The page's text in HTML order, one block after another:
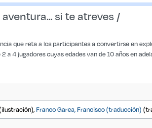
si te atreves /
que reta a los participantes a convertirse en
a 4 jugadores cuyas edades van de 10 años en
, Franco Garea, Francisco (traducción)